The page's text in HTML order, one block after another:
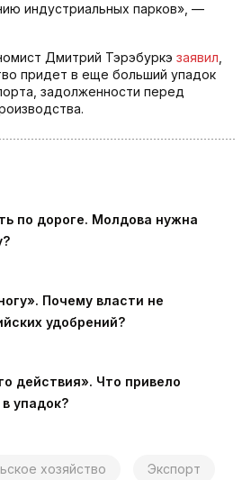
индустриальных парков», —
Дмитрий Тэрэбуркэ заявил
придет в еще больший упадок
задолженности перед
по дороге. Молдова нужна
Почему власти не
удобрений?
действия». Что привело
упадок?
хозяйство Экспорт